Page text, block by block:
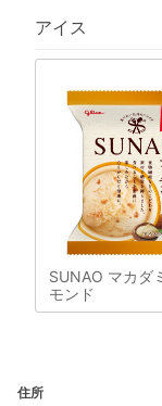
アイス
SUNAO マカダ
モンド
住所